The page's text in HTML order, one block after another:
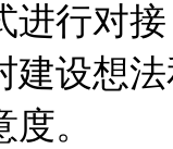
进行对
建设想
。